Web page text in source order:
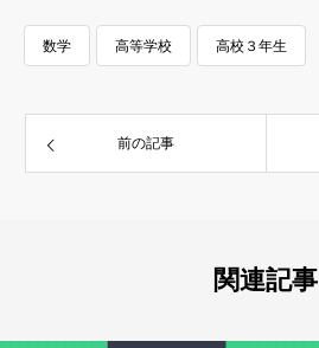
数学 高等学校 高校３年生
前の記事
関連記事